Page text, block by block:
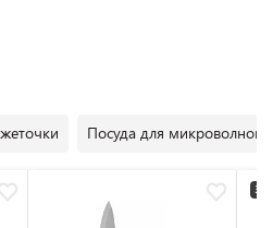
Посуда для